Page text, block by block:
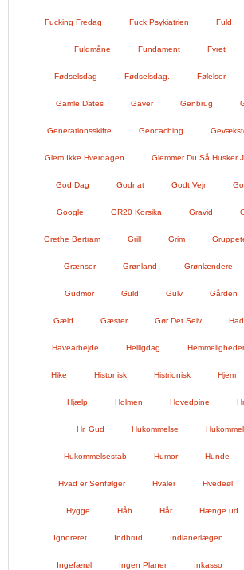
Fucking Fredag Fuck Psykiatrien Fuld
Fuldmåne Fundament Fyret
Fødselsdag Fødselsdag. Følelser
Gamle Dates Gaver Genbrug
Generationsskifte Geocaching
Glem Ikke Hverdagen Glemmer Du Så Husker
God Dag Godnat Godt Vejr
Google GR20 Korsika Gravid
Grethe Bertram Grill Grim
Grænser Grønland Grønlændere
Gudmor Guld Gulv Gården
Gæld Gæster Gør Det Selv Had
Havearbejde Helligdag Hemmeligheder
Hike Histonisk Histrionisk Hjem
Hjælp Holmen Hovedpine
Hr. Gud Hukommelse
Hukommelsestab Humor Hunde
Hvad er Senfølger Hvaler Hvedeøl
Hygge Håb Hår Hænge ud
Ignoreret Indbrud Indianerlægen
Ingefærøl Ingen Planer Inkasso